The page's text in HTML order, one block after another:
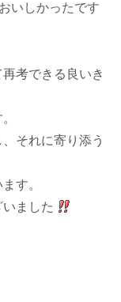
いしかったです
考できる良いき
それに寄り添う
す。
ました